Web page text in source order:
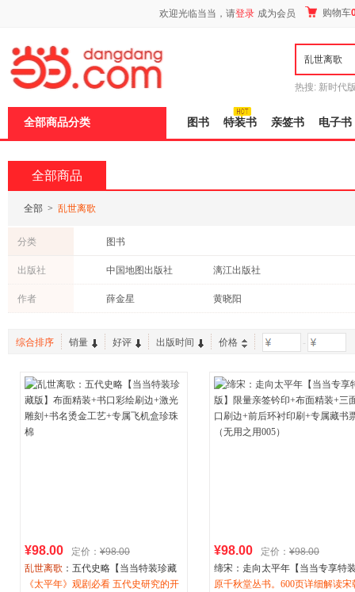
欢迎光临当当，请登录 成为会员 购物车
热搜: 新时代
全部商品分类 图书 特装书 亲签书 电子书
全部商品
全部 > 乱世离歌
分类 图书
出版社 中国地图出版社 漓江出版社
作者 薛金星 黄晓阳
综合排序 销量 好评 出版时间 价格 -
¥98.00 定价： ¥98.00
乱世离歌 ：五代史略【当当特装珍藏
版】布面精装+书口彩绘刷边+激光雕
《太平年》观剧必看 五代史研究的开
¥98.00 定价： ¥98.00
缔宋：走向太平年【当当专享特
版】限量亲签钤印+布面精装+三
原千秋堂丛书。600页详细解读宋
页
加